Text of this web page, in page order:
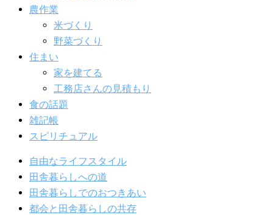
農作業
米づくり
野菜づくり
住まい
家を建てる
工務店さんの見積もり
食の話題
雑記帳
スピリチュアル
自由なライフスタイル
田舎暮らしへの道
田舎暮らしでのおつきあい
都会と田舎暮らしの共存